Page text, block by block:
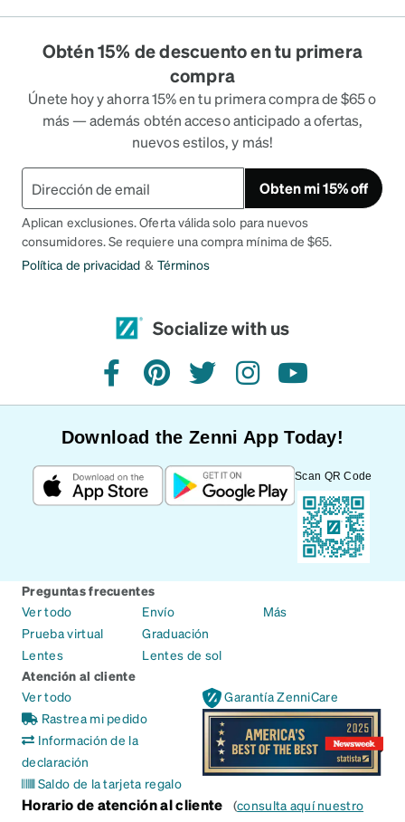
Obtén 15% de descuento en tu primera
compra
Únete hoy y ahorra 15% en tu primera compra de $65 o
más — además obtén acceso anticipado a ofertas,
nuevos estilos, y más!
Obten mi 15% off
Aplican exclusiones. Oferta válida solo para nuevos
consumidores. Se requiere una compra mínima de $65.
Política de privacidad & Términos
Socialize with us
facebookpinteresttwitterinstagramyoutube
Download the Zenni App Today!
Scan QR Code
Preguntas frecuentes
Ver todo
Prueba virtual
Lentes
Envío
Graduación
Lentes de sol
Más
Atención al cliente
Ver todo
Rastrea mi pedido
Información de la
declaración
Saldo de la tarjeta regalo
Garantía ZenniCare
Horario de atención al cliente (consulta aquí nuestro